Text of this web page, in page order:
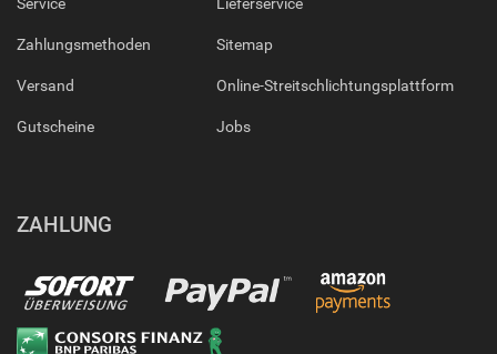
Zahlungsmethoden
Versand
Gutscheine
Sitemap
Online-Streitschlichtungsplattform
Jobs
ZAHLUNG